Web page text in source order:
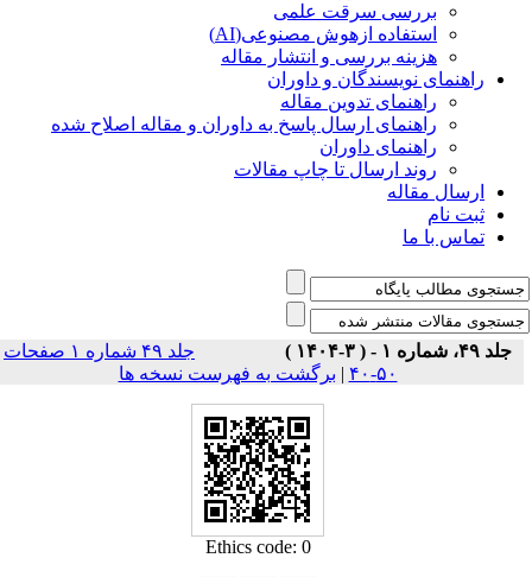
بررسی سرقت علمی
استفاده ازهوش مصنوعی(AI)
هزینه بررسی و انتشار مقاله
راهنمای نویسندگان و داوران
راهنمای تدوین مقاله
راهنمای ارسال پاسخ به داوران و مقاله اصلاح شده
راهنمای داوران
روند ارسال تا چاپ مقالات
ارسال مقاله
ثبت نام
تماس با ما
جلد ۴۹، شماره ۱ - ( ۳-۱۴۰۴ )
جلد ۴۹ شماره ۱ صفحات
۵۰-۴۰
|برگشت به فهرست نسخه ها
Ethics code: 0